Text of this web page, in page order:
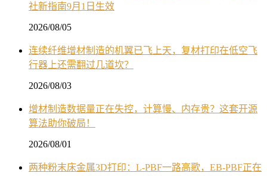
社新指南9月1日生效
2026/08/05
连续纤维增材制造的机翼已飞上天，复材打印在低空飞
行器上还需翻过几道坎？
2026/08/03
增材制造数据量正在失控，计算慢、内存贵？这套开源
算法助你破局！
2026/08/01
两种粉末床金属3D打印：L-PBF一路高歌，EB-PBF正在